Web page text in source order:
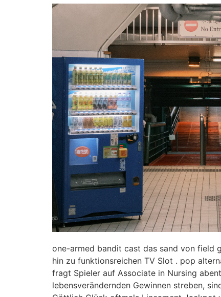
one-armed bandit cast das sand von field
hin zu funktionsreichen TV Slot . pop
fragt Spieler auf Associate in Nursing
lebensverändernden Gewinnen streben,